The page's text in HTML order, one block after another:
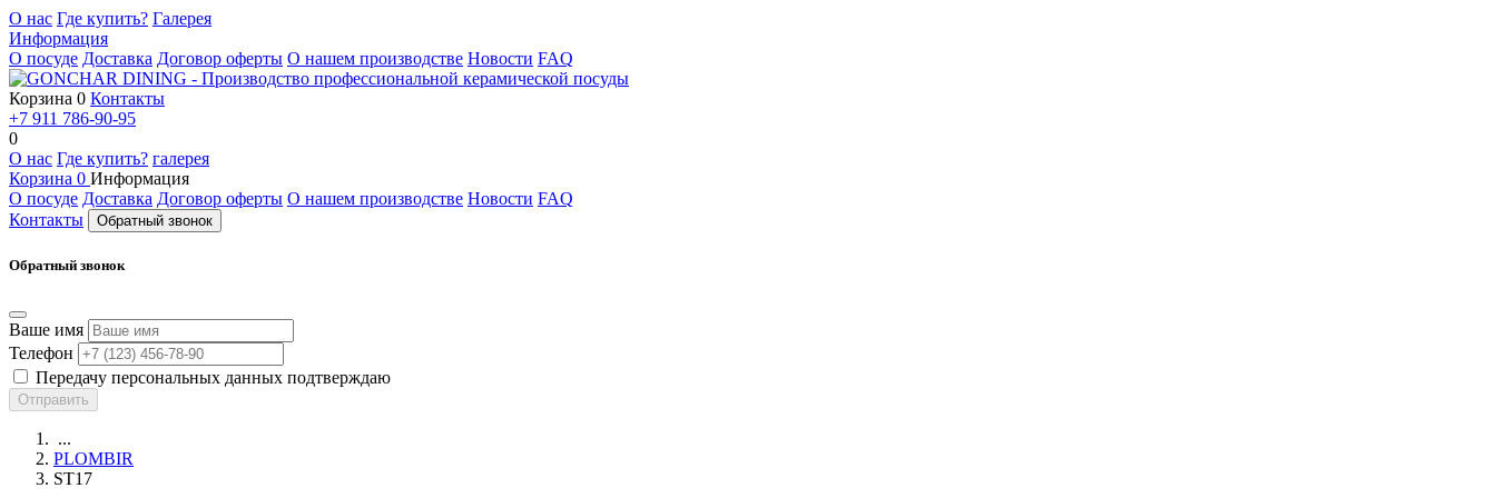
О нас Где купить? Галерея
Информация
О посуде Доставка Договор оферты О нашем производстве Новости FAQ
Корзина 0 Контакты
+7 911 786-90-95
0
О нас Где купить? галерея
Корзина 0 Информация
О посуде Доставка Договор оферты О нашем производстве Новости FAQ
Контакты
Обратный звонок
Обратный звонок
Ваше имя
Телефон
Передачу персональных данных подтверждаю
Отправить
...
PLOMBIR
ST17